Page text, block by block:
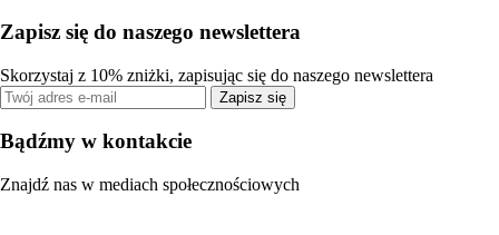
Zapisz się do naszego newslettera
Skorzystaj z 10% zniżki, zapisując się do naszego newslettera
Zapisz się
Bądźmy w kontakcie
Znajdź nas w mediach społecznościowych